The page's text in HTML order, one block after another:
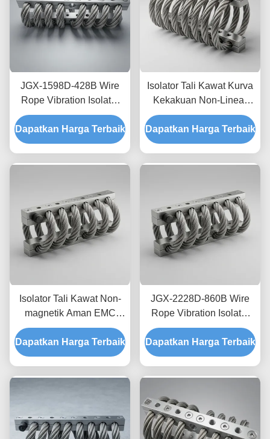
JGX-1598D-428B Wire
Rope Vibration Isolator
Fungus Chemical
Washdown Resistant
Stainless Steel Isolation
Dapatkan Harga Terbaik
Isolator Tali Kawat Kurva
Kekakuan Non-Linear
JGX-2228D-665B
Pemasangan Semua
Logam Ramah
Dapatkan Harga Terbaik
Isolator Tali Kawat Non-
magnetik Aman EMC
JGX-2228D-665B
Dudukan Disipasi Kejut
Sementara untuk
Dapatkan Harga Terbaik
JGX-2228D-860B Wire
Rope Vibration Isolator
Stainless Steel Long
Service Life Absorber
kejut industri
Dapatkan Harga Terbaik